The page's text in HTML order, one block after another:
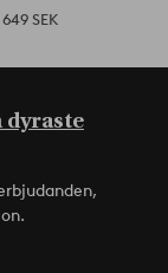
SEK
dyraste